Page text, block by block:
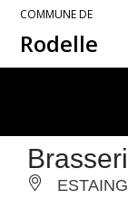
COMMUNE DE
Rodelle
ESTAING